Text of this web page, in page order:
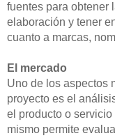
fuentes para obtener
elaboración y tener
cuanto a marcas,
El mercado
Uno de los aspectos
proyecto es el
el producto o
mismo permite